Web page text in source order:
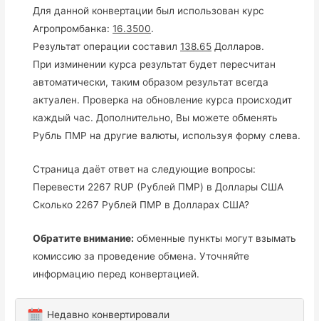
Для данной конвертации был использован курс
Агропромбанка:16.3500.
Результат операции составил138.65 Долларов.
При изминении курса результат будет пересчитан
автоматически, таким образом результат всегда
актуален. Проверка на обновление курса происходит
каждый час. Дополнительно, Вы можете обменять
Рубль ПМР на другие валюты, используя форму слева.
Страница даёт ответ на следующие вопросы:
Перевести 2267 RUP (Рублей ПМР) в Доллары США
Сколько 2267 Рублей ПМР в Долларах США?
Обратите внимание: обменные пункты могут взымать
комиссию за проведение обмена. Уточняйте
информацию перед конвертацией.
Недавно конвертировали